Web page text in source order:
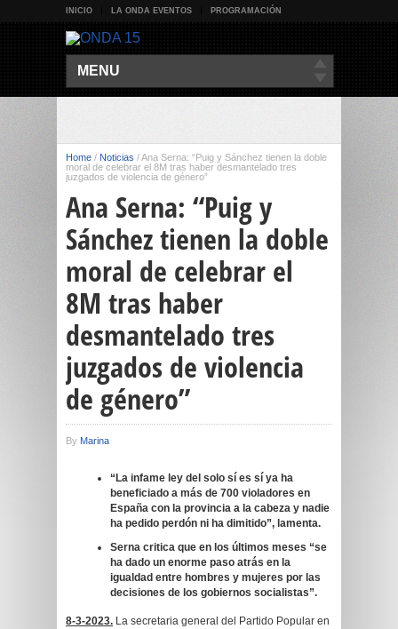
INICIO LA ONDA EVENTOS PROGRAMACIÓN
MENU
Home / Noticias /Ana Serna: “Puig y Sánchez tienen la doble
moral de celebrar el 8M tras haber desmantelado tres
juzgados de violencia de género”
Ana Serna: “Puig y
Sánchez tienen la doble
moral de celebrar el
8M tras haber
desmantelado tres
juzgados de violencia
de género”
By Marina
“La infame ley del solo sí es sí ya ha
beneficiado a más de 700 violadores en
España con la provincia a la cabeza y nadie
ha pedido perdón ni ha dimitido”, lamenta.
Serna critica que en los últimos meses “se
ha dado un enorme paso atrás en la
igualdad entre hombres y mujeres por las
decisiones de los gobiernos socialistas”.
8-3-2023. La secretaria general del Partido Popular en